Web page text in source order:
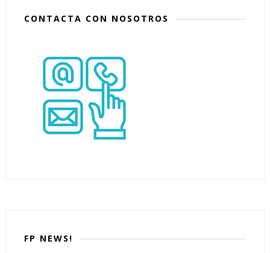
CONTACTA CON NOSOTROS
FP NEWS!